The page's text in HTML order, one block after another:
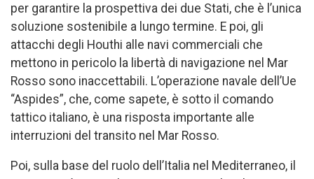
per garantire la prospettiva dei due Stati, che è l’unica
soluzione sostenibile a lungo termine. E poi, gli
attacchi degli Houthi alle navi commerciali che
mettono in pericolo la libertà di navigazione nel Mar
Rosso sono inaccettabili. L’operazione navale dell’Ue
“Aspides”, che, come sapete, è sotto il comando
tattico italiano, è una risposta importante alle
interruzioni del transito nel Mar Rosso.
Poi, sulla base del ruolo dell’Italia nel Mediterraneo, il